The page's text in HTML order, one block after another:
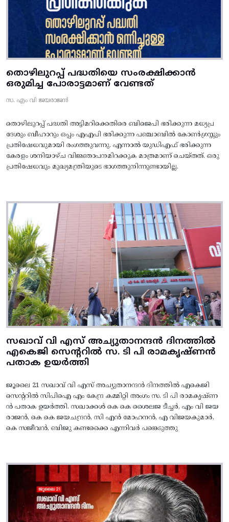
തൊഴിലുറപ്പ് പദ്ധതിയെ സംരക്ഷിക്കാൻ
ഒരുമിച്ച പോരാട്ടമാണ് വേണ്ടത്
സ. എം വി ജയരാജൻ
തൊഴിലുറപ്പ് പദ്ധതി അട്ടിമറിക്കെതിരെ ബിജെപി ഭരിക്കുന്ന മധ്യപ്ര
ദേശും ബീഹാറും ഒപ്പം എഎപി ഭരിക്കുന്ന പഞ്ചാബിൽ കോൺഗ്രസ്സും
പ്രതിഷേധവുമായി രംഗത്തുവന്നു. എന്നാൽ യുഡിഎഫ് ഭരിക്കുന്ന
കേരളം ശനിയാഴ്ച വിജ്ഞാപനമിറക്കുക മാത്രമാണ് ചെയ്തത്. ഒരു
പ്രതിഷേധവും മുഖ്യമന്ത്രിയുടെ ഭാഗത്തുനിന്നുണ്ടായില്ല.
സഖാവ് വി എസ് അച്യുതാനന്ദൻ ദിനത്തിൽ
എകെജി സെന്ററിൽ സ. ടി പി രാമകൃഷ്‌ണൻ
പതാക ഉയർത്തി
ജൂലൈ 21 സഖാവ് വി എസ് അച്യുതാനന്ദൻ ദിനത്തിൽ എകെജി
സെന്ററിൽ സിപിഐ എം കേന്ദ്ര കമ്മിറ്റി അംഗം സ. ടി പി രാമകൃഷ്‌ണ
ൻ പതാക ഉയർത്തി. സഖാക്കൾ കെ കെ ശൈലജ ടീച്ചർ, എം വി ജയ
രാജൻ, കെ കെ ജയചന്ദ്രൻ, സി എൻ മോഹനൻ, എ വിജയകുമാർ,
കെ സജീവൻ, ബിജു കണ്ടക്കൈ എന്നിവർ പങ്കെടുത്തു